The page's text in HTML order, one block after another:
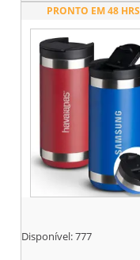
PRONTO EM 48 HRS
Disponível:777